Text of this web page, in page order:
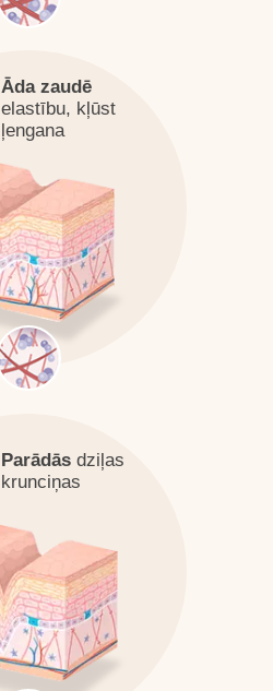
Āda zaudē
elastību, kļūst
ļengana
Parādās dziļas
krunciņas